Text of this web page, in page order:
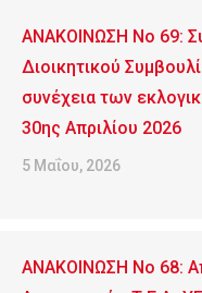
ΑΝΑΚΟΙΝΩΣΗ No 69:
Διοικητικού
συνέχεια των
30ης Απριλίου 2026
5 Μαΐου, 2026
ΑΝΑΚΟΙΝΩΣΗ No 68: